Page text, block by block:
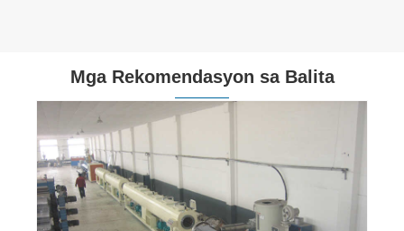
Mga Rekomendasyon sa Balita